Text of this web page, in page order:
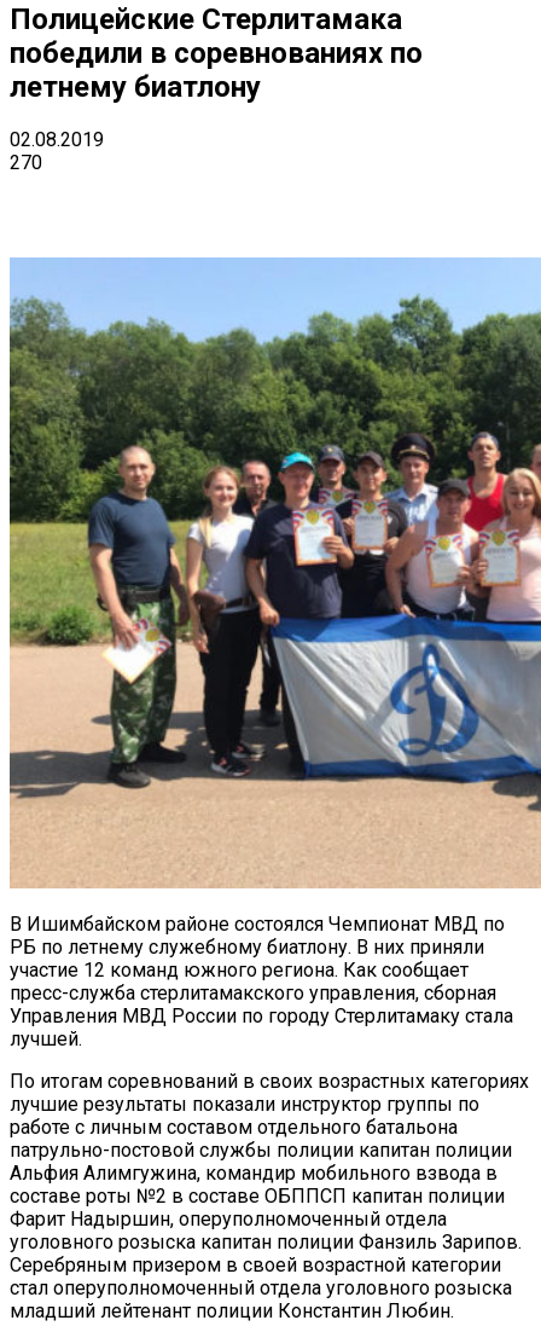
Полицейские Стерлитамака
победили в соревнованиях по
летнему биатлону
02.08.2019
270
В Ишимбайском районе состоялся Чемпионат МВД по
РБ по летнему служебному биатлону. В них приняли
участие 12 команд южного региона. Как сообщает
пресс-служба стерлитамакского управления, сборная
Управления МВД России по городу Стерлитамаку стала
лучшей.
По итогам соревнований в своих возрастных категориях
лучшие результаты показали инструктор группы по
работе с личным составом отдельного батальона
патрульно-постовой службы полиции капитан полиции
Альфия Алимгужина, командир мобильного взвода в
составе роты №2 в составе ОБППСП капитан полиции
Фарит Надыршин, оперуполномоченный отдела
уголовного розыска капитан полиции Фанзиль Зарипов.
Серебряным призером в своей возрастной категории
стал оперуполномоченный отдела уголовного розыска
младший лейтенант полиции Константин Любин.